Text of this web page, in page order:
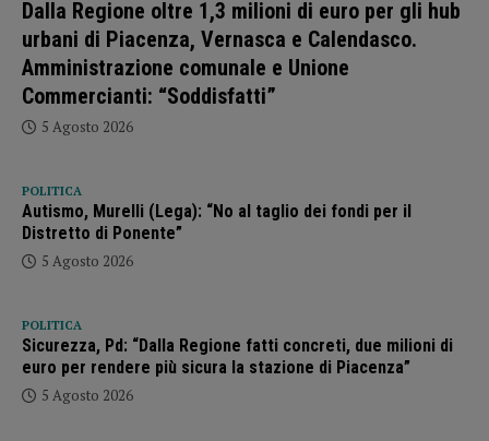
Dalla Regione oltre 1,3 milioni di euro per gli hub
urbani di Piacenza, Vernasca e Calendasco.
Amministrazione comunale e Unione
Commercianti: “Soddisfatti”
5 Agosto 2026
POLITICA
Autismo, Murelli (Lega): “No al taglio dei fondi per il
Distretto di Ponente”
5 Agosto 2026
POLITICA
Sicurezza, Pd: “Dalla Regione fatti concreti, due milioni di
euro per rendere più sicura la stazione di Piacenza”
5 Agosto 2026